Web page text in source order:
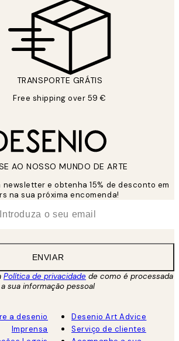
TRANSPORTE GRÁTIS
Free shipping over 59 €
AO NOSSO MUNDO DE ARTE
e obtenha 15% de desconto em
na sua próxima encomenda!
ENVIAR
Política de privacidade de como é processada
a sua informação pessoal
a desenio
Imprensa
Desenio Art Advice
Serviço de clientes